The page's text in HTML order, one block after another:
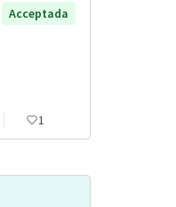
Acceptada
1